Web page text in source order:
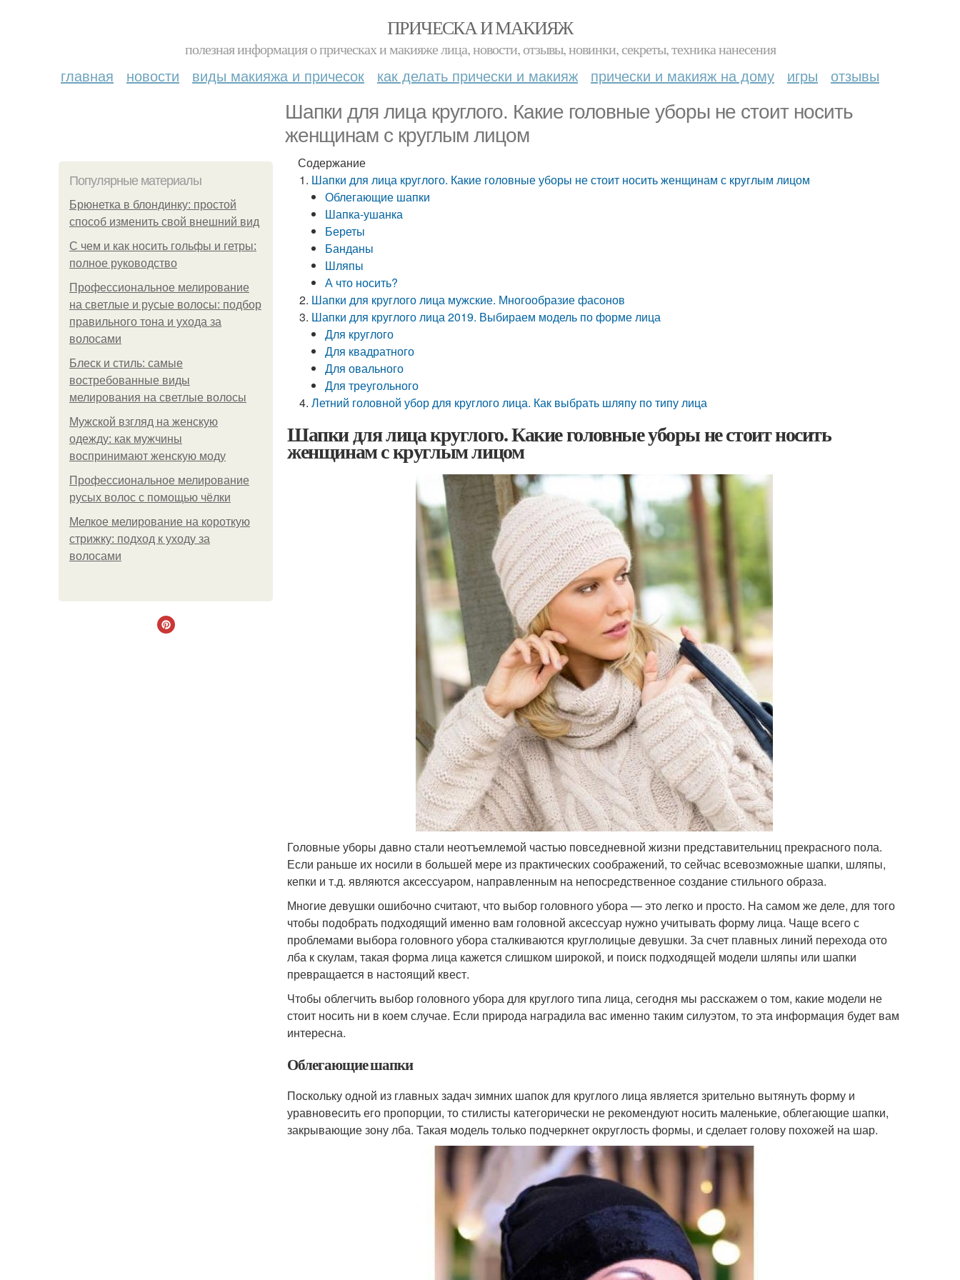
ПРИЧЕСКА И МАКИЯЖ
полезная информация о прическах и макияже лица, новости, отзывы, новинки, секреты, техника нанесения
главная новости виды макияжа и причесок как делать прически и макияж прически и макияж на дому игры отзывы
Шапки для лица круглого. Какие головные уборы не стоит носить
женщинам с круглым лицом
Популярные материалы
Брюнетка в блондинку: простой
способ изменить свой внешний вид
С чем и как носить гольфы и гетры:
полное руководство
Профессиональное мелирование
на светлые и русые волосы: подбор
правильного тона и ухода за
волосами
Блеск и стиль: самые
востребованные виды
мелирования на светлые волосы
Мужской взгляд на женскую
одежду: как мужчины
воспринимают женскую моду
Профессиональное мелирование
русых волос с помощью чёлки
Мелкое мелирование на короткую
стрижку: подход к уходу за
волосами
Содержание
Шапки для лица круглого. Какие головные уборы не стоит носить женщинам с круглым лицом
Облегающие шапки
Шапка-ушанка
Береты
Банданы
Шляпы
А что носить?
Шапки для круглого лица мужские. Многообразие фасонов
Шапки для круглого лица 2019. Выбираем модель по форме лица
Для круглого
Для квадратного
Для овального
Для треугольного
Летний головной убор для круглого лица. Как выбрать шляпу по типу лица
Шапки для лица круглого. Какие головные уборы не стоит носить
женщинам с круглым лицом
Головные уборы давно стали неотъемлемой частью повседневной жизни представительниц прекрасного пола.
Если раньше их носили в большей мере из практических соображений, то сейчас всевозможные шапки, шляпы,
кепки и т.д. являются аксессуаром, направленным на непосредственное создание стильного образа.
Многие девушки ошибочно считают, что выбор головного убора — это легко и просто. На самом же деле, для того
чтобы подобрать подходящий именно вам головной аксессуар нужно учитывать форму лица. Чаще всего с
проблемами выбора головного убора сталкиваются круглолицые девушки. За счет плавных линий перехода ото
лба к скулам, такая форма лица кажется слишком широкой, и поиск подходящей модели шляпы или шапки
превращается в настоящий квест.
Чтобы облегчить выбор головного убора для круглого типа лица, сегодня мы расскажем о том, какие модели не
стоит носить ни в коем случае. Если природа наградила вас именно таким силуэтом, то эта информация будет вам
интересна.
Облегающие шапки
Поскольку одной из главных задач зимних шапок для круглого лица является зрительно вытянуть форму и
уравновесить его пропорции, то стилисты категорически не рекомендуют носить маленькие, облегающие шапки,
закрывающие зону лба. Такая модель только подчеркнет округлость формы, и сделает голову похожей на шар.